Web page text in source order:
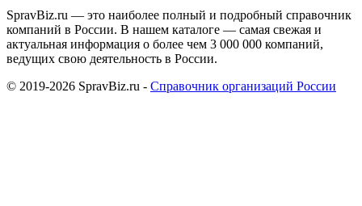
SpravBiz.ru — это наиболее полный и подробный справочник
компаний в России. В нашем каталоге — самая свежая и
актуальная информация о более чем 3 000 000 компаний,
ведущих свою деятельность в России.
© 2019-2026 SpravBiz.ru - Справочник организаций России